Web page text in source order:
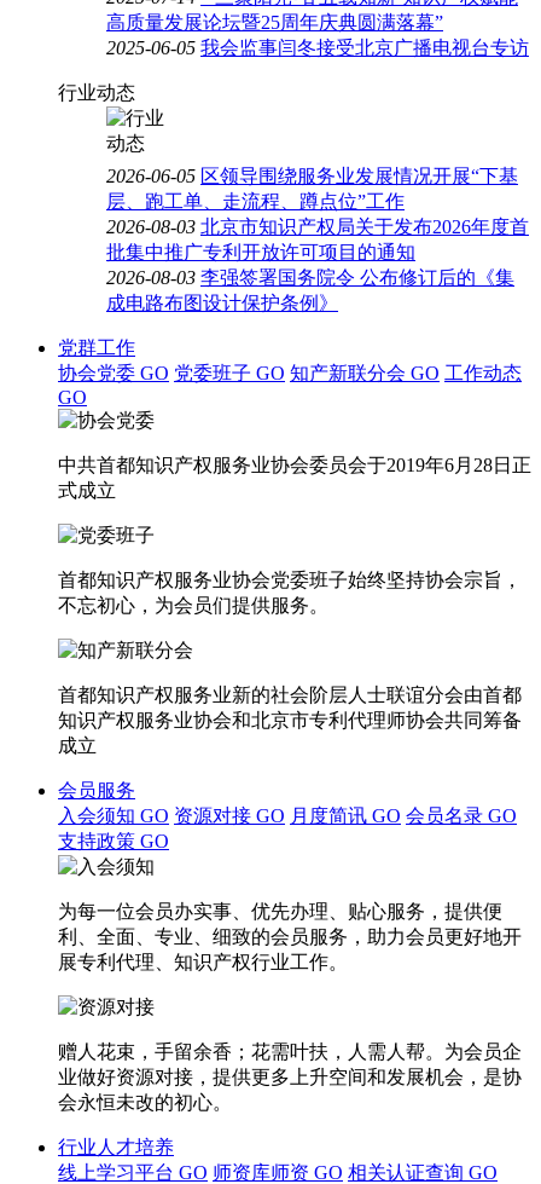
高质量发展论坛暨25周年庆典圆满落幕”
2025-06-05 我会监事闫冬接受北京广播电视台专访
行业动态
2026-06-05 区领导围绕服务业发展情况开展“下基
层、跑工单、走流程、蹲点位”工作
2026-08-03 北京市知识产权局关于发布2026年度首
批集中推广专利开放许可项目的通知
2026-08-03 李强签署国务院令 公布修订后的《集
成电路布图设计保护条例》
党群工作
协会党委 GO 党委班子 GO 知产新联分会 GO 工作动态
GO
中共首都知识产权服务业协会委员会于2019年6月28日正
式成立
首都知识产权服务业协会党委班子始终坚持协会宗旨，
不忘初心，为会员们提供服务。
首都知识产权服务业新的社会阶层人士联谊分会由首都
知识产权服务业协会和北京市专利代理师协会共同筹备
成立
会员服务
入会须知 GO 资源对接 GO 月度简讯 GO 会员名录 GO
支持政策 GO
为每一位会员办实事、优先办理、贴心服务，提供便
利、全面、专业、细致的会员服务，助力会员更好地开
展专利代理、知识产权行业工作。
赠人花束，手留余香；花需叶扶，人需人帮。为会员企
业做好资源对接，提供更多上升空间和发展机会，是协
会永恒未改的初心。
行业人才培养
线上学习平台 GO 师资库师资 GO 相关认证查询 GO